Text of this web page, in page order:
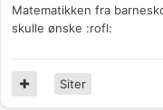
Matematikken fra
skulle ønske :rofl:
Siter